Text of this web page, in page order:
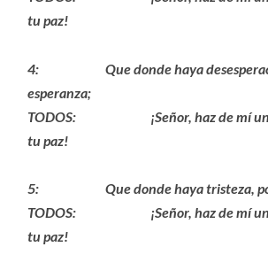
tu paz!
4: Que donde haya
esperanza;
TODOS: ¡Señor, haz de mí un
tu paz!
5: Que donde haya tristeza,
TODOS: ¡Señor, haz de mí un
tu paz!